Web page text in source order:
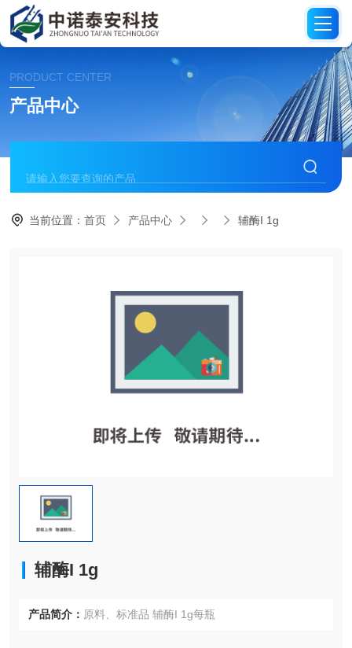
PRODUCT CENTER
产品中心
当前位置：首页 产品中心 辅酶I 1g
辅酶I 1g
产品简介： 原料、标准品 辅酶I 1g每瓶